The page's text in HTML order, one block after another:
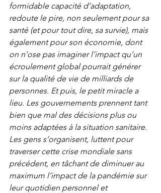
formidable capacité d’adaptation,
redoute le pire, non seulement pour sa
santé (et pour tout dire, sa survie), mais
également pour son économie, dont
on n’ose pas imaginer l’impact qu’un
écroulement global pourrait générer
sur la qualité de vie de milliards de
personnes. Et puis, le petit miracle a
lieu. Les gouvernements prennent tant
bien que mal des décisions plus ou
moins adaptées à la situation sanitaire.
Les gens s’organisent, luttent pour
traverser cette crise mondiale sans
précédent, en tâchant de diminuer au
maximum l’impact de la pandémie sur
leur quotidien personnel et